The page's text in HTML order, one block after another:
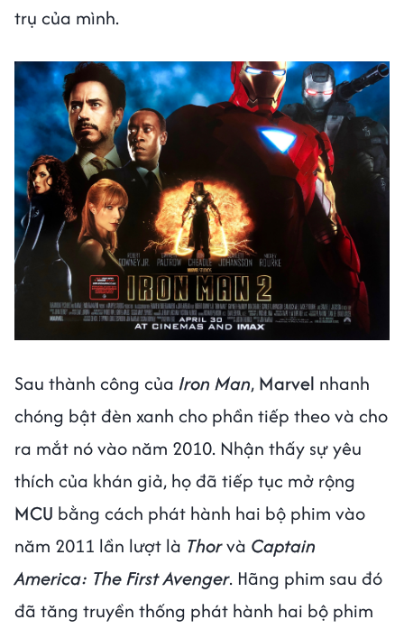
trụ của mình.
Sau thành công của Iron Man, Marvel nhanh
chóng bật đèn xanh cho phần tiếp theo và cho
ra mắt nó vào năm 2010. Nhận thấy sự yêu
thích của khán giả, họ đã tiếp tục mở rộng
MCU bằng cách phát hành hai bộ phim vào
năm 2011 lần lượt là Thorvà Captain
America: The First Avenger. Hãng phim sau đó
đã tăng truyền thống phát hành hai bộ phim